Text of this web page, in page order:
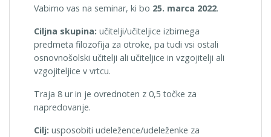
Vabimo vas na seminar, ki bo 25. marca 2022.
Ciljna skupina: učitelji/učiteljice izbirnega
predmeta filozofija za otroke, pa tudi vsi ostali
osnovnošolski učitelji ali učiteljice in vzgojitelji ali
vzgojiteljice v vrtcu.
Traja 8 ur in je ovrednoten z 0,5 točke za
napredovanje.
Cilj: usposobiti udeležence/udeleženke za